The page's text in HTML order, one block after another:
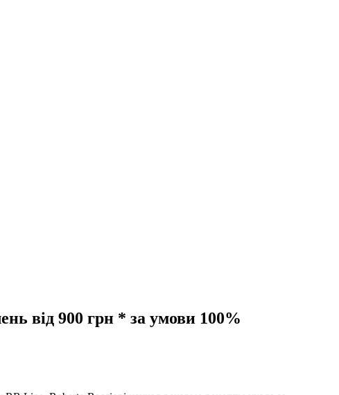
від 900 грн * за умови 100%